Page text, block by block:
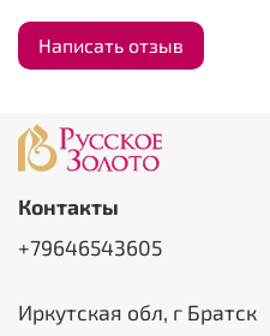
Написать отзыв
Контакты
+79646543605
Иркутская обл, г Братск